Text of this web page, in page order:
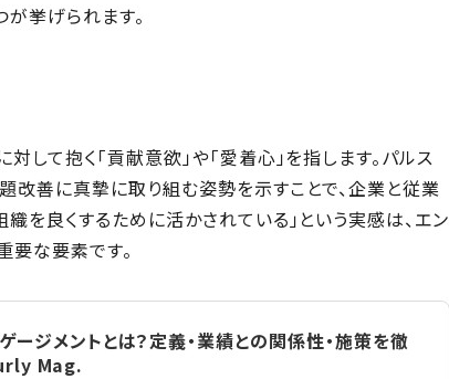
が挙げられます。
て抱く「貢献意欲」や「愛着心」を指します。パルス
改善に真摯に取り組む姿勢を示すことで、企業と従業
を良くするために活かされている」という実感は、エン
要な要素です。
ージメントとは？定義・業績との関係性・施策を徹
Mag.